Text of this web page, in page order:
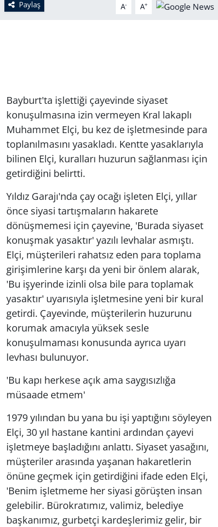
Paylaş A- A+
Bayburt'ta işlettiği çayevinde siyaset
konuşulmasına izin vermeyen Kral lakaplı
Muhammet Elçi, bu kez de işletmesinde para
toplanılmasını yasakladı. Kentte yasaklarıyla
bilinen Elçi, kuralları huzurun sağlanması için
getirdiğini belirtti.
Yıldız Garajı'nda çay ocağı işleten Elçi, yıllar
önce siyasi tartışmaların hakarete
dönüşmemesi için çayevine, 'Burada siyaset
konuşmak yasaktır' yazılı levhalar asmıştı.
Elçi, müşterileri rahatsız eden para toplama
girişimlerine karşı da yeni bir önlem alarak,
'Bu işyerinde izinli olsa bile para toplamak
yasaktır' uyarısıyla işletmesine yeni bir kural
getirdi. Çayevinde, müşterilerin huzurunu
korumak amacıyla yüksek sesle
konuşulmaması konusunda ayrıca uyarı
levhası bulunuyor.
'Bu kapı herkese açık ama saygısızlığa
müsaade etmem'
1979 yılından bu yana bu işi yaptığını söyleyen
Elçi, 30 yıl hastane kantini ardından çayevi
işletmeye başladığını anlattı. Siyaset yasağını,
müşteriler arasında yaşanan hakaretlerin
önüne geçmek için getirdiğini ifade eden Elçi,
'Benim işletmeme her siyasi görüşten insan
gelebilir. Bürokratımız, valimiz, belediye
başkanımız, gurbetçi kardeşlerimiz gelir, bir